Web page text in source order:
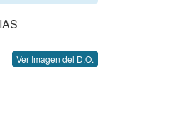
Ver Imagen del D.O.